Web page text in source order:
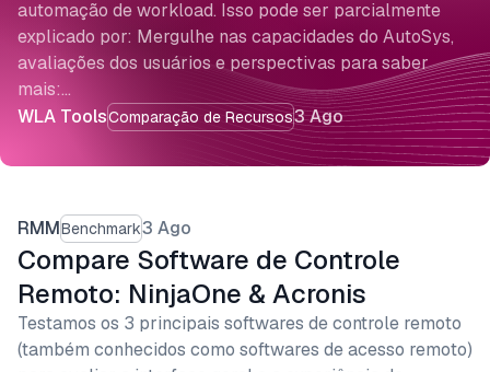
WLA ToolsComparação de Recursos3 Ago
automação de workload. Isso pode ser parcialmente
explicado por: Mergulhe nas capacidades do AutoSys,
avaliações dos usuários e perspectivas para saber
mais:…
RMMBenchmark3 Ago
Compare Software de Controle
Remoto: NinjaOne & Acronis
Testamos os 3 principais softwares de controle remoto
(também conhecidos como softwares de acesso remoto)